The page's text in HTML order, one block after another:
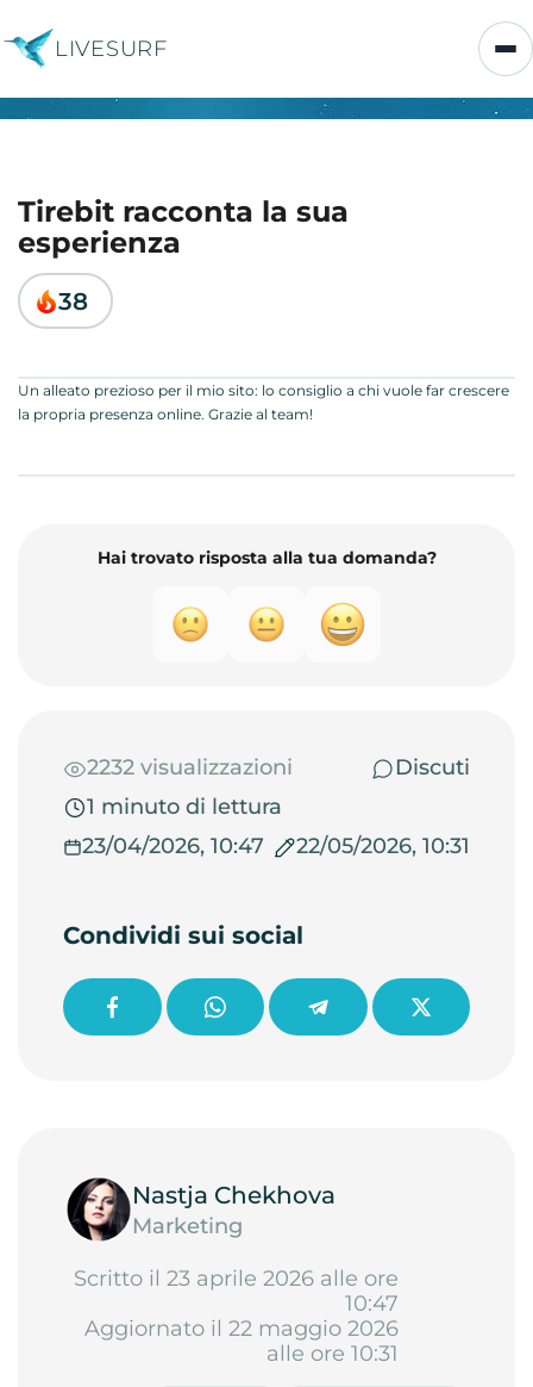
LIVESURF
Tirebit racconta la sua
esperienza
38
Un alleato prezioso per il mio sito: lo consiglio a chi vuole far crescere
la propria presenza online. Grazie al team!
Hai trovato risposta alla tua domanda?
2232 visualizzazioni
Discuti
1 minuto di lettura
23/04/2026, 10:47
22/05/2026, 10:31
Condividi sui social
Nastja Chekhova
Marketing
Scritto il 23 aprile 2026 alle ore
10:47
Aggiornato il 22 maggio 2026
alle ore 10:31